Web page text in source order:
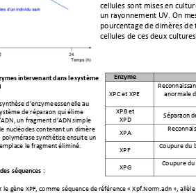
cellules sont mises en
un rayonnement UV. On
pourcentage de dimères de
cellules de ces deux
s i ntervenant dans le système
èse d’enzyme essentielle au
ème de réparation qui élime
u n fragment d’ADN si mple
nucléotides contenant un dimère
polymérase synthétise ensuite un
e le fragment éliminé.
séquences :
le gène XPF, comme séquence de référence « Xpf.Norm.adn », allèle
Enzyme
XPC et XPE
Reconnaiss
anormale
XPB et
XPD
Séparation
XPA
XPF
Coupure du
XPG
Coupure du